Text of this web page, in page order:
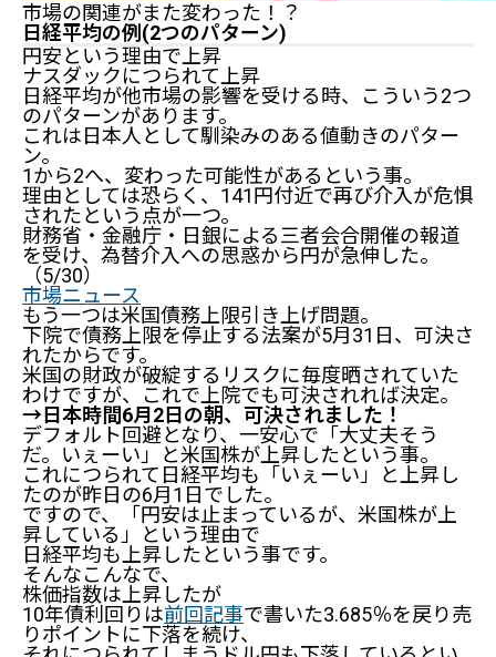
市場の関連がまた変わった！？
日経平均の例(2つのパターン)
円安という理由で上昇
ナスダックにつられて上昇
日経平均が他市場の影響を受ける時、こういう2つ
のパターンがあります。
これは日本人として馴染みのある値動きのパター
ン。
1から2へ、変わった可能性があるという事。
理由としては恐らく、141円付近で再び介入が危惧
されたという点が一つ。
財務省・金融庁・日銀による三者会合開催の報道
を受け、為替介入への思惑から円が急伸した。
（5/30）
市場ニュース
もう一つは米国債務上限引き上げ問題。
下院で債務上限を停止する法案が5月31日、可決さ
れたからです。
米国の財政が破綻するリスクに毎度晒されていた
わけですが、これで上院でも可決されれば決定。
→日本時間6月2日の朝、可決されました！
デフォルト回避となり、一安心で「大丈夫そう
だ。いぇーい」と米国株が上昇したという事。
これにつられて日経平均も「いぇーい」と上昇し
たのが昨日の6月1日でした。
ですので、「円安は止まっているが、米国株が上
昇している」という理由で
日経平均も上昇したという事です。
そんなこんなで、
株価指数は上昇したが
10年債利回りは前回記事で書いた3.685％を戻り売
りポイントに下落を続け、